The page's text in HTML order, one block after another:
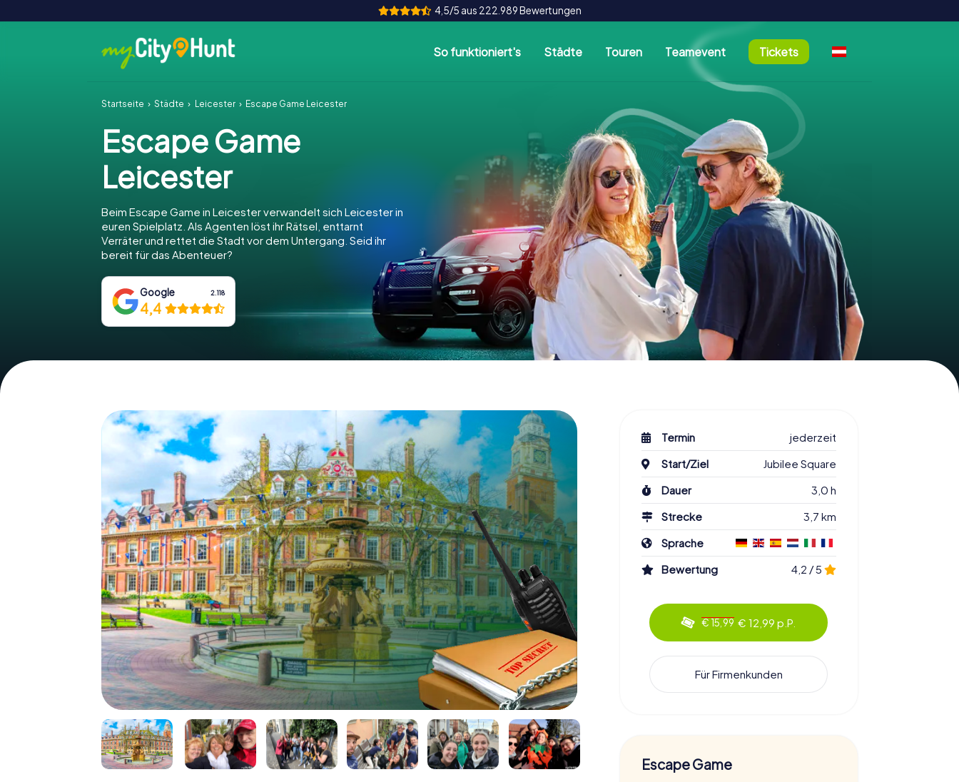
4,5/5 aus 222.989 Bewertungen
So funktioniert's Städte Touren Teamevent Tickets
Startseite Städte Leicester Escape Game Leicester
Escape Game
Leicester
Beim Escape Game in Leicester verwandelt sich Leicester in
euren Spielplatz. Als Agenten löst ihr Rätsel, enttarnt
Verräter und rettet die Stadt vor dem Untergang. Seid ihr
bereit für das Abenteuer?
Google 2.118
4,4
Termin
jederzeit
Start/Ziel
Jubilee Square
Dauer
3,0 h
Strecke
3,7 km
Sprache
Bewertung
4,2 / 5
€ 15,99 € 12,99 p.P.
Für Firmenkunden
Escape Game